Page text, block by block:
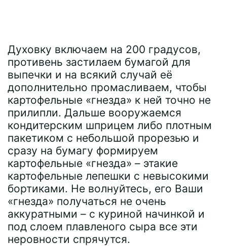
Духовку включаем на 200 градусов,
противень застилаем бумагой для
выпечки и на всякий случай её
дополнительно промасливаем, чтобы
картофельные «гнезда» к ней точно не
прилипли. Дальше вооружаемся
кондитерским шприцем либо плотным
пакетиком с небольшой прорезью и
сразу на бумагу формируем
картофельные «гнезда» – этакие
картофельные лепешки с невысокими
бортиками. Не волнуйтесь, его Ваши
«гнезда» получаться не очень
аккуратными – с куриной начинкой и
под слоем плавленого сыра все эти
неровности спрячутся.